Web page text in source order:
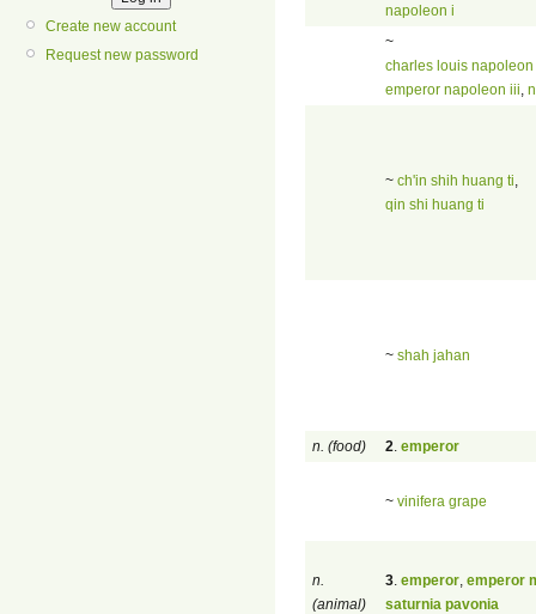
Create new account
Request new password
napoleon i
~
charles louis
emperor napoleon iii
~ ch'in shih huang ti
qin shi huang ti
~ shah jahan
n. (food) 2 emperor
~ vinifera grape
n.
(animal)
3 emperor emperor
saturnia pavonia